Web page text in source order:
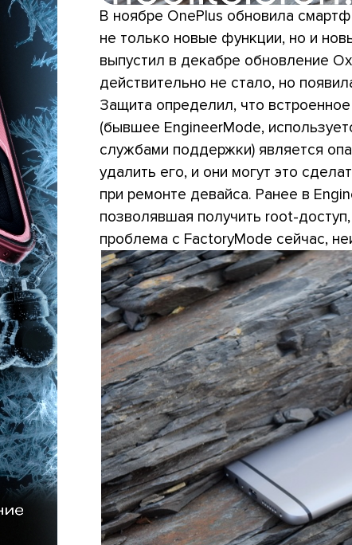
В ноябре OnePlus обновила
не только новые функции, но и
выпустил в декабре обновление
действительно не стало, но
Защита определил, что
(бывшее EngineerMode,
службами поддержки) является
удалить его, и они могут это
при ремонте девайса. Ранее в
позволявшая получить root-
проблема с FactoryMode сейчас,